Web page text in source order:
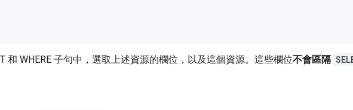
和 WHERE 子句中，選取上述資源的欄位，以及這個資源。這些欄位不會區隔